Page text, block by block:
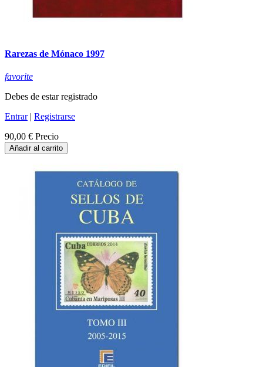
Rarezas de Mónaco 1997
favorite
Debes de estar registrado
Entrar| Registrarse
90,00 € Precio
Añadir al carrito